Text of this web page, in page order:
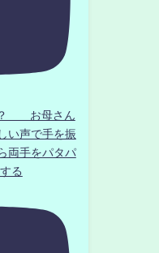
？ お母さん
い声で手を振
両手をパタパ
る